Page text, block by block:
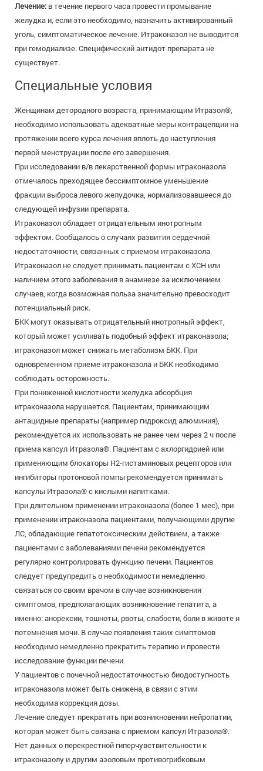
Лечение: в течение первого часа провести промывание
желудка и, если это необходимо, назначить активированный
уголь, симптоматическое лечение. Итраконазол не выводится
при гемодиализе. Специфический антидот препарата не
существует.
Специальные условия
Женщинам детородного возраста, принимающим Итразол®,
необходимо использовать адекватные меры контрацепции на
протяжении всего курса лечения вплоть до наступления
первой менструации после его завершения.
При исследовании в/в лекарственной формы итраконазола
отмечалось преходящее бессимптомное уменьшение
фракции выброса левого желудочка, нормализовавшееся до
следующей инфузии препарата.
Итраконазол обладает отрицательным инотропным
эффектом. Сообщалось о случаях развития сердечной
недостаточности, связанных с приемом итраконазола.
Итраконазол не следует принимать пациентам с ХСН или
наличием этого заболевания в анамнезе за исключением
случаев, когда возможная польза значительно превосходит
потенциальный риск.
БКК могут оказывать отрицательный инотропный эффект,
который может усиливать подобный эффект итраконазола;
итраконазол может снижать метаболизм БКК. При
одновременном приеме итраконазола и БКК необходимо
соблюдать осторожность.
При пониженной кислотности желудка абсорбция
итраконазола нарушается. Пациентам, принимающим
антацидные препараты (например гидроксид алюминия),
рекомендуется их использовать не ранее чем через 2 ч после
приема капсул Итразола®. Пациентам с ахлоргидрией или
применяющим блокаторы Н2-гистаминовых рецепторов или
ингибиторы протоновой помпы рекомендуется принимать
капсулы Итразола® с кислыми напитками.
При длительном применении итраконазола (более 1 мес), при
применении итраконазола пациентами, получающими другие
ЛС, обладающие гепатотоксическим действием, а также
пациентами с заболеваниями печени рекомендуется
регулярно контролировать функцию печени. Пациентов
следует предупредить о необходимости немедленно
связаться со своим врачом в случае возникновения
симптомов, предполагающих возникновение гепатита, а
именно: анорексии, тошноты, рвоты, слабости, боли в животе и
потемнения мочи. В случае появления таких симптомов
необходимо немедленно прекратить терапию и провести
исследование функции печени.
У пациентов с почечной недостаточностью биодоступность
итраконазола может быть снижена, в связи с этим
необходима коррекция дозы.
Лечение следует прекратить при возникновении нейропатии,
которая может быть связана с приемом капсул Итразола®.
Нет данных о перекрестной гиперчувствительности к
итраконазолу и другим азоловым противогрибковым